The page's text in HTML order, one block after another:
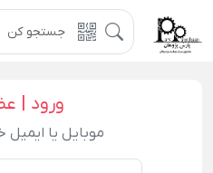
ورود |
موبایل یا ایمیل